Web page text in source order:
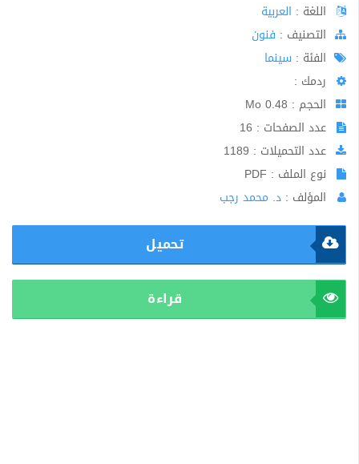
اللغة : العربية
اﻟﺘﺼﻨﻴﻒ : فنون
الفئة : سينما
ردمك :
الحجم : 0.48 Mo
عدد الصفحات : 16
عدد التحميلات : 1189
نوع الملف : PDF
المؤلف : د. محمد رجب
تحميل
قراءة